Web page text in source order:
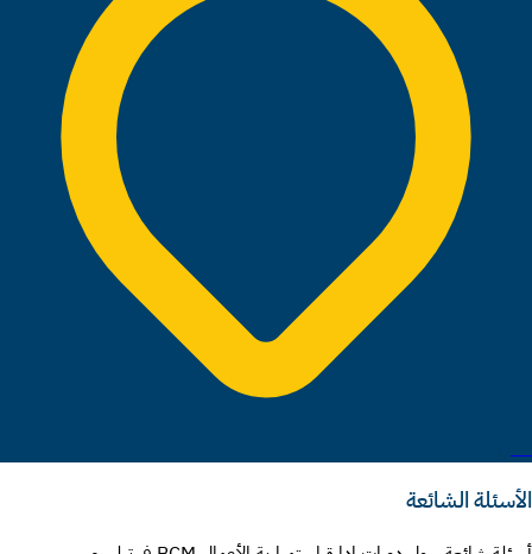
الأسئلة الشائعة